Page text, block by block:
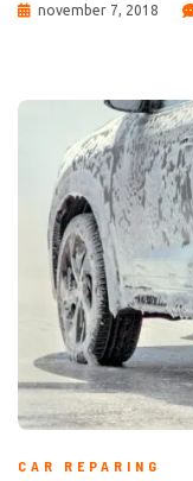
november 7, 2018
CAR REPARING